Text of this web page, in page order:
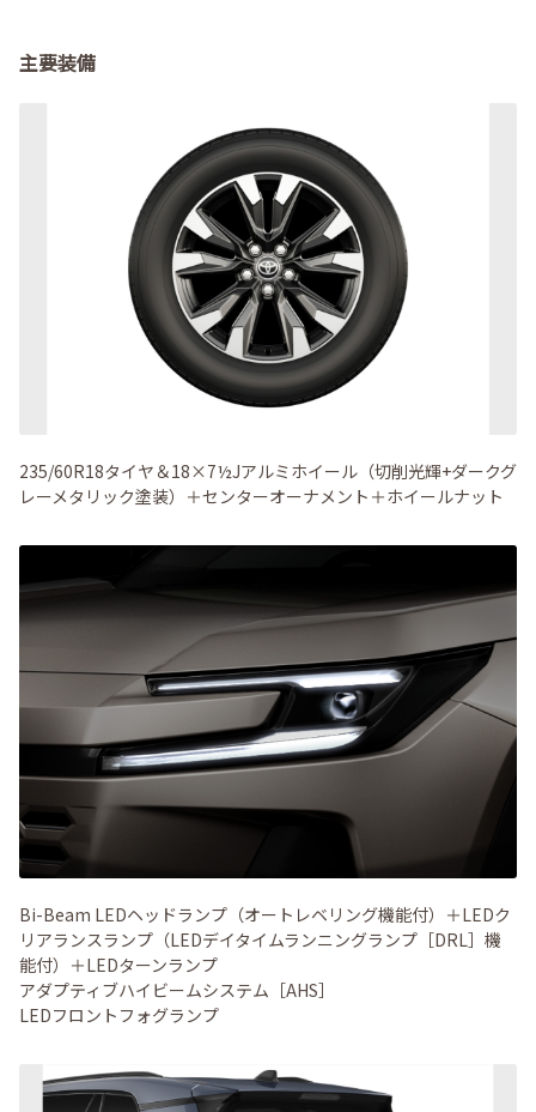
主要装備
235/60R18タイヤ＆18×7½Jアルミホイール（切削光輝+ダークグ
レーメタリック塗装）＋センターオーナメント＋ホイールナット
Bi-Beam LEDヘッドランプ（オートレベリング機能付）＋LEDク
リアランスランプ（LEDデイタイムランニングランプ［DRL］機
能付）＋LEDターンランプ
アダプティブハイビームシステム［AHS］
LEDフロントフォグランプ